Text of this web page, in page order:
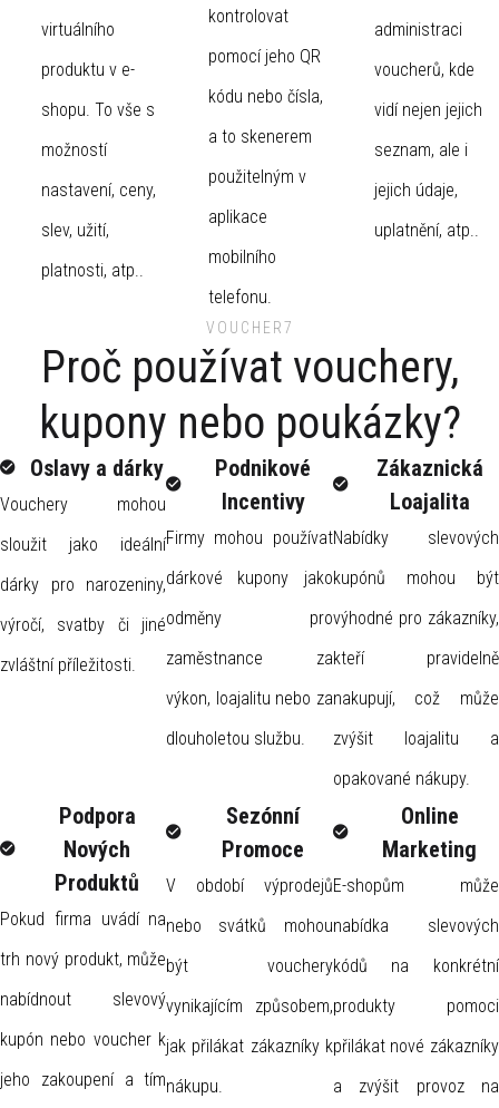
virtuálního
produktu v e-
shopu. To vše s
možností
nastavení, ceny,
slev, užití,
platnosti, atp..
kontrolovat
pomocí jeho QR
kódu nebo čísla,
a to skenerem
použitelným v
aplikace
mobilního
telefonu.
administraci
voucherů, kde
vidí nejen jejich
seznam, ale i
jejich údaje,
uplatnění, atp..
VOUCHER7
Proč používat vouchery,
kupony nebo poukázky?
Oslavy a dárky
Vouchery mohou
sloužit jako ideální
dárky pro narozeniny,
výročí, svatby či jiné
zvláštní příležitosti.
Podnikové
Incentivy
Firmy mohou používat
dárkové kupony jako
odměny pro
zaměstnance za
výkon, loajalitu nebo za
dlouholetou službu.
Zákaznická
Loajalita
Nabídky slevových
kupónů mohou být
výhodné pro zákazníky,
kteří pravidelně
nakupují, což může
zvýšit loajalitu a
opakované nákupy.
Podpora
Nových
Produktů
Pokud firma uvádí na
trh nový produkt, může
nabídnout slevový
kupón nebo voucher k
jeho zakoupení a tím
Sezónní
Promoce
V období výprodejů
nebo svátků mohou
být vouchery
vynikajícím způsobem,
jak přilákat zákazníky k
nákupu.
Online
Marketing
E-shopům může
nabídka slevových
kódů na konkrétní
produkty pomoci
přilákat nové zákazníky
a zvýšit provoz na